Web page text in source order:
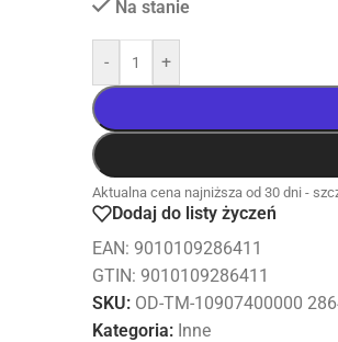
Na stanie
- +
Aktualna cena najniższa od 30 dni -
Dodaj do listy życzeń
EAN: 9010109286411
GTIN: 9010109286411
SKU: OD-TM-10907400000
Kategoria: Inne